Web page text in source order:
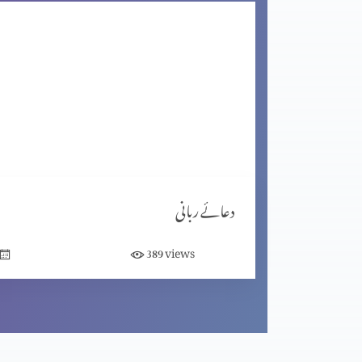
شاگردیت کا معیار (حصہ 2)
شاگردیت کا معیار (حصہ 1)
دعائے ربانی
389views